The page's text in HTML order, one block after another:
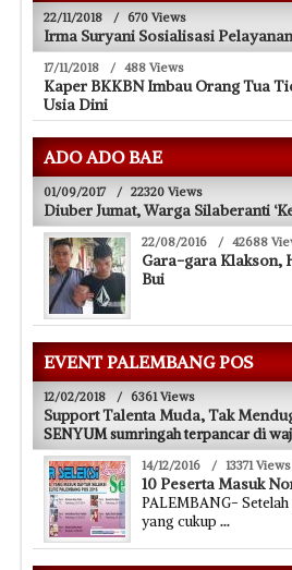
22/11/2018 / 670 Views
Irma Suryani Sosialisasi
17/11/2018 / 488 Views
Kaper BKKBN Imbau Orang Tua
Usia Dini
ADO ADO BAE
01/09/2017 / 22320 Views
Diuber Jumat, Warga Silaberanti
22/08/2016 / 42688
Gara-gara Klakson,
Bui
EVENT PALEMBANG POS
12/02/2018 / 6361 Views
Support Talenta Muda, Tak
SENYUM sumringah terpancar di
14/12/2016 / 13371 Views
10 Peserta Masuk
PALEMBANG-
yang cukup ...